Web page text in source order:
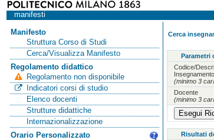
manifesti
Manifesto
Struttura Corso di Studi
Cerca/Visualizza Manifesto
Regolamento didattico
Regolamento non disponibile
Indicatori corsi di studio
Elenco docenti
Strutture didattiche
Internazionalizzazione
Orario Personalizzato
Cerca
Parametri
Codice/
Insegnamento
(minimo 3
Docente
(minimo 3
Risultati